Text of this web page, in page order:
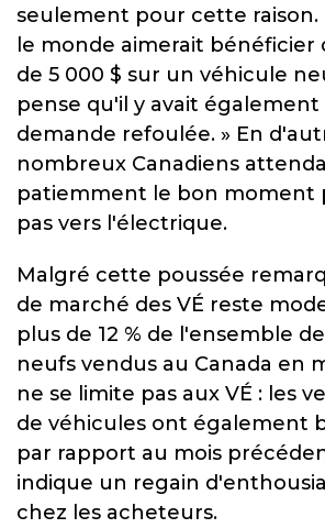
seulement pour cette raison.
le monde aimerait bénéficier
de 5 000 $ sur un véhicule
pense qu'il y avait
demande refoulée. » En
nombreux Canadiens
patiemment le bon moment
pas vers l'électrique.
Malgré cette poussée
de marché des VÉ reste
plus de 12 % de l'ensemble
neufs vendus au Canada en
ne se limite pas aux VÉ : les
de véhicules ont également
par rapport au mois
indique un regain
chez les acheteurs.